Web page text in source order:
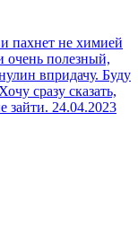
пахнет не химией
очень полезный,
впридачу. Буду
сразу сказать,
зайти. 24.04.2023